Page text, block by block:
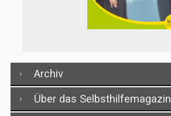
Archiv
Über das Selbsthilfemagazin